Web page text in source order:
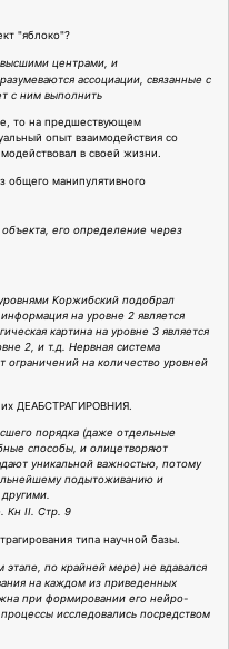
"яблоко"?
высшими центрами, и
ассоциации, связанные с
с ним выполнить
то на предшествующем
опыт взаимодействия со
в своей жизни.
общего манипулятивного
его определение через
Коржибский подобрал
на уровне 2 является
картина на уровне 3 является
2, и т.д. Нервная система
на количество уровней
ДЕАБСТРАГИРОВНИЯ.
порядка (даже отдельные
способы, и олицетворяют
уникальной важностью, потому
подытоживанию и
другими.
Кн II. Стр. 9
типа научной базы.
по крайней мере) не вдавался
на каждом из приведенных
при формировании его нейро-
исследовались посредством